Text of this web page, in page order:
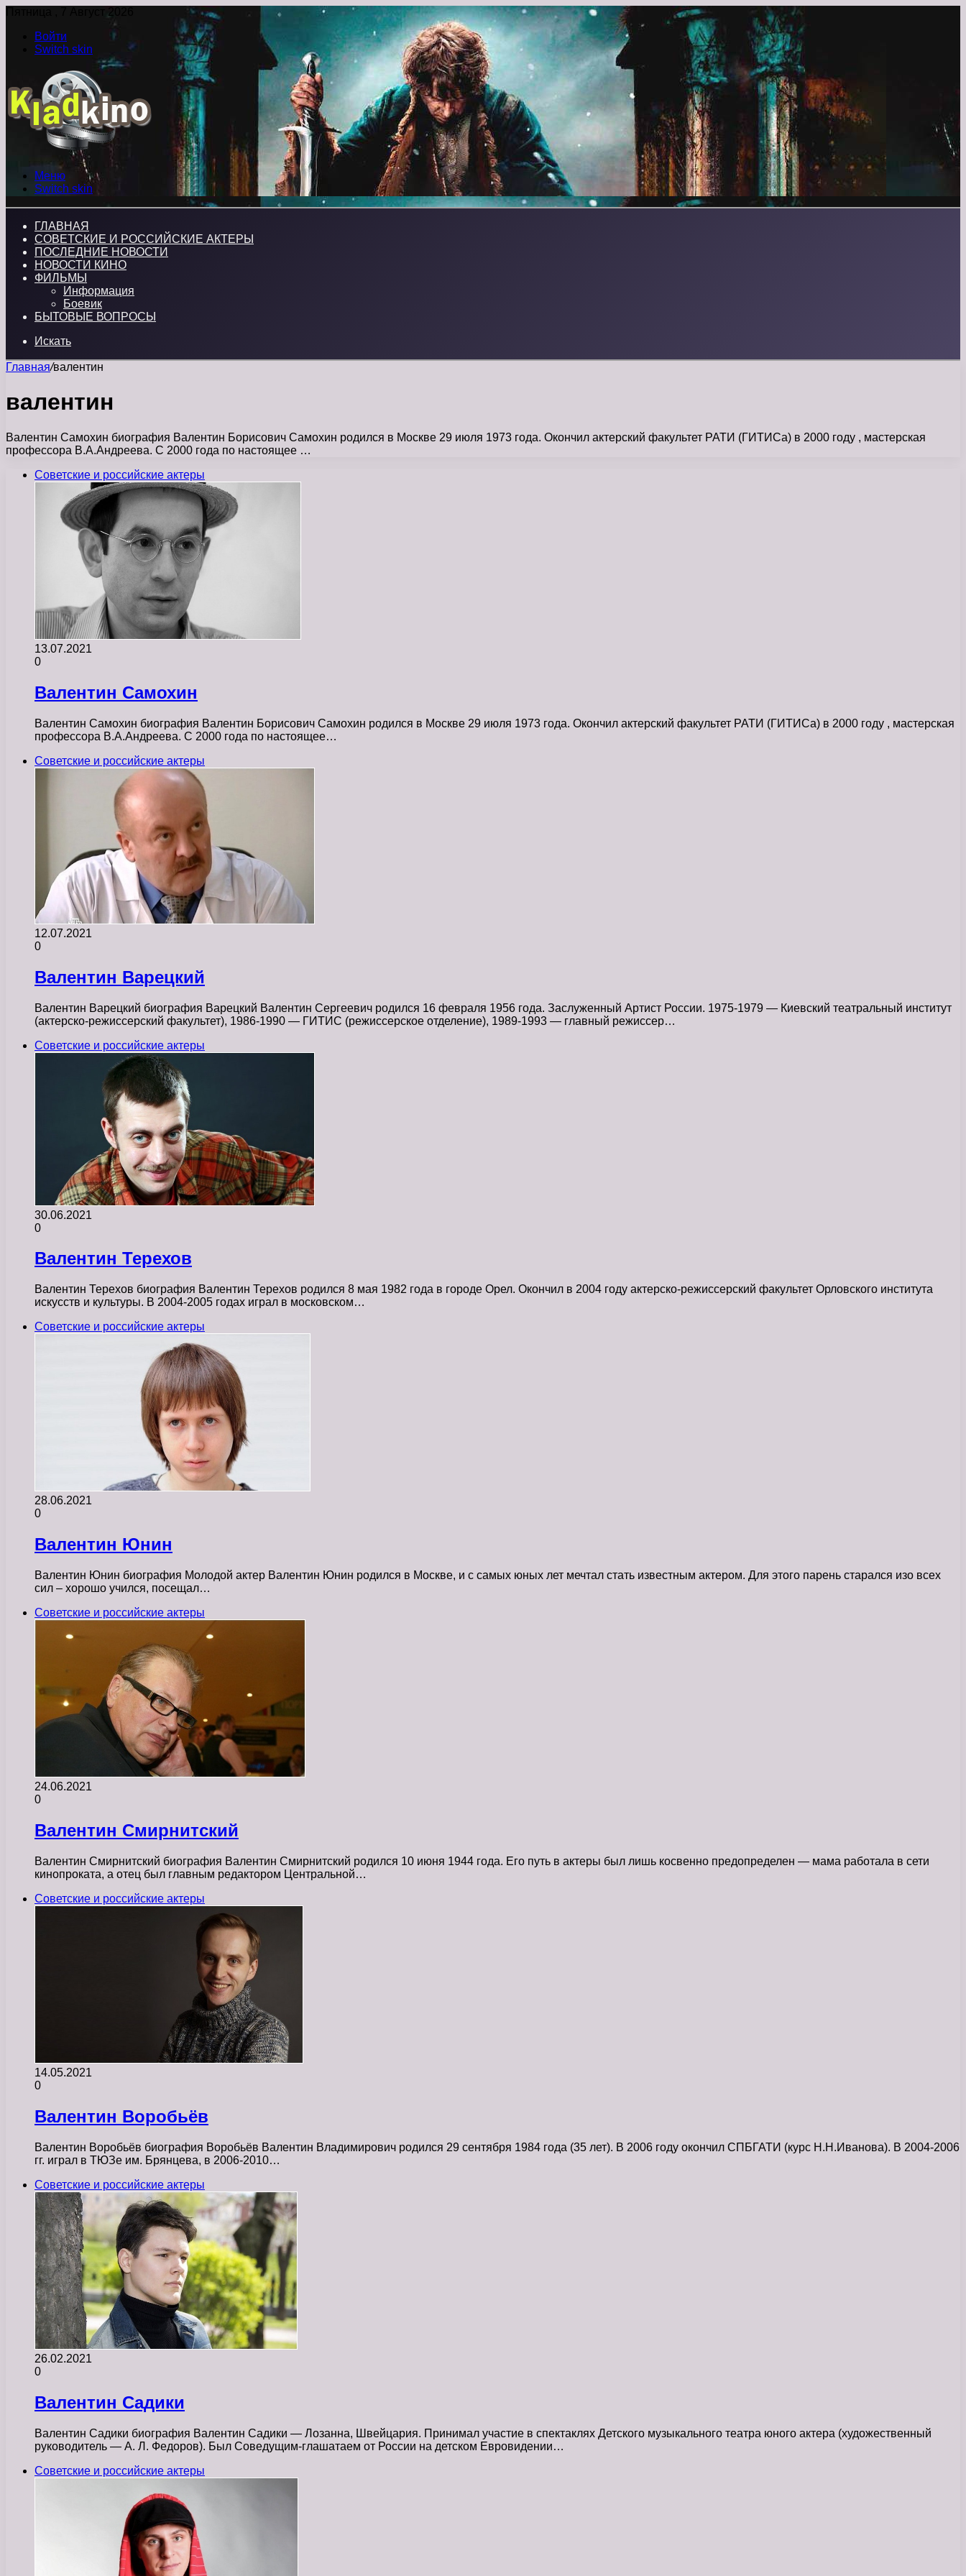
Пятница , 7 Август 2026
Войти
Switch skin
Меню
Switch skin
ГЛАВНАЯ
СОВЕТСКИЕ И РОССИЙСКИЕ АКТЕРЫ
ПОСЛЕДНИЕ НОВОСТИ
НОВОСТИ КИНО
ФИЛЬМЫ
Информация
Боевик
БЫТОВЫЕ ВОПРОСЫ
Искать
Главная/валентин
валентин
Валентин Самохин биография Валентин Борисович Самохин родился в Москве 29 июля 1973 года. Окончил актерский факультет РАТИ (ГИТИСа) в 2000 году , мастерская
профессора В.А.Андреева. С 2000 года по настоящее …
Советские и российские актеры
13.07.2021
0
Валентин Самохин
Валентин Самохин биография Валентин Борисович Самохин родился в Москве 29 июля 1973 года. Окончил актерский факультет РАТИ (ГИТИСа) в 2000 году , мастерская
профессора В.А.Андреева. С 2000 года по настоящее…
Советские и российские актеры
12.07.2021
0
Валентин Варецкий
Валентин Варецкий биография Варецкий Валентин Сергеевич родился 16 февраля 1956 года. Заслуженный Артист России. 1975-1979 — Киевский театральный институт
(актерско-режиссерский факультет), 1986-1990 — ГИТИС (режиссерское отделение), 1989-1993 — главный режиссер…
Советские и российские актеры
30.06.2021
0
Валентин Терехов
Валентин Терехов биография Валентин Терехов родился 8 мая 1982 года в городе Орел. Окончил в 2004 году актерско-режиссерский факультет Орловского института
искусств и культуры. В 2004-2005 годах играл в московском…
Советские и российские актеры
28.06.2021
0
Валентин Юнин
Валентин Юнин биография Молодой актер Валентин Юнин родился в Москве, и с самых юных лет мечтал стать известным актером. Для этого парень старался изо всех
сил – хорошо учился, посещал…
Советские и российские актеры
24.06.2021
0
Валентин Смирнитский
Валентин Смирнитский биография Валентин Смирнитский родился 10 июня 1944 года. Его путь в актеры был лишь косвенно предопределен — мама работала в сети
кинопроката, а отец был главным редактором Центральной…
Советские и российские актеры
14.05.2021
0
Валентин Воробьёв
Валентин Воробьёв биография Воробьёв Валентин Владимирович родился 29 сентября 1984 года (35 лет). В 2006 году окончил СПБГАТИ (курс Н.Н.Иванова). В 2004-2006
гг. играл в ТЮЗе им. Брянцева, в 2006-2010…
Советские и российские актеры
26.02.2021
0
Валентин Садики
Валентин Садики биография Валентин Садики — Лозанна, Швейцария. Принимал участие в спектаклях Детского музыкального театра юного актера (художественный
руководитель — А. Л. Федоров). Был Соведущим-глашатаем от России на детском Евровидении…
Советские и российские актеры